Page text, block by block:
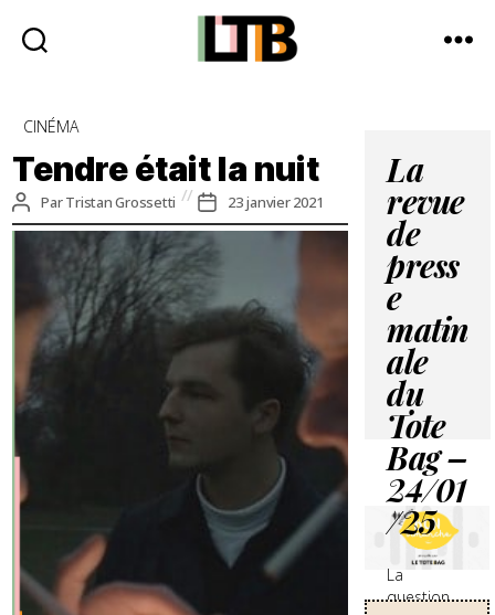
Média
d'information
quotidienne
Catégories
CINÉMA
Tendre était la nuit
Auteur
de
l’article
ParTristan Grossetti
Date
de
l’article
23 janvier 2021
La
revue
de
press
e
matin
ale
du
Tote
Bag –
24/01
/25
La
question